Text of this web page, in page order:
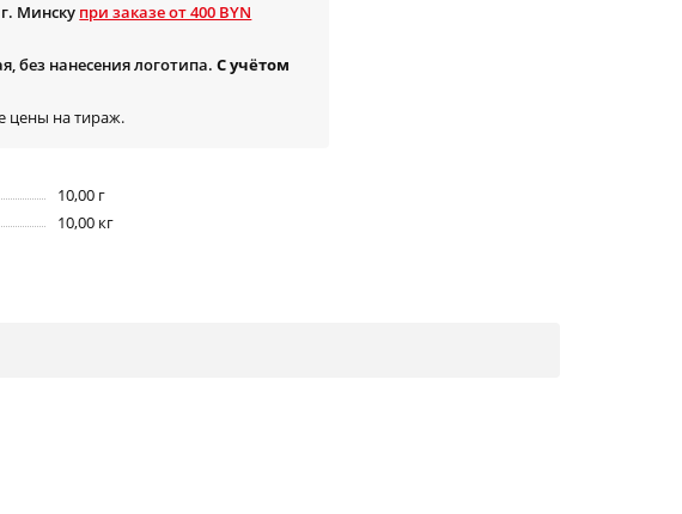
Минску при заказе от 400 BYN
без нанесения логотипа. С учётом
цены на тираж.
10,00 г
10,00 кг